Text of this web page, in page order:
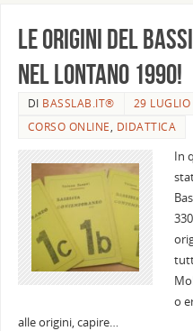
Le origini del
nel lontano 1990!
DI BASSLAB.IT®
29
CORSO ONLINE, DIDATTICA
In
o
alle origini, capire…